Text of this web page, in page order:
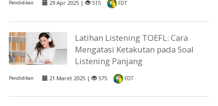
Pendidikan 29 Apr 2025 | 515 FDT
Latihan Listening TOEFL: Cara
Mengatasi Ketakutan pada Soal
Listening Panjang
Pendidikan 21 Maret 2025 | 575 FDT